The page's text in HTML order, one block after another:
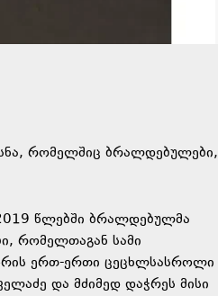
რომელშიც ბრალდებულები,
წლებში ბრალდებულმა
რომელთაგან სამი
ერთ-ერთი ცეცხლსასროლი
და მძიმედ დაჭრეს მისი